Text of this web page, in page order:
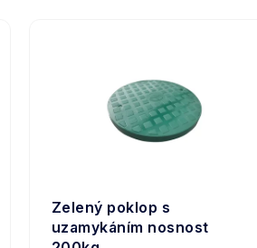
Zelený poklop s
uzamykáním nosnost